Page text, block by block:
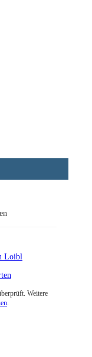
Loibl
Weitere
.